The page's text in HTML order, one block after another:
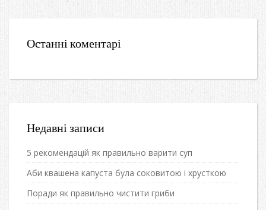
Останні коментарі
Недавні записи
5 рекомендацій як правильно варити суп
Аби квашена капуста була соковитою і хрусткою
Поради як правильно чистити гриби